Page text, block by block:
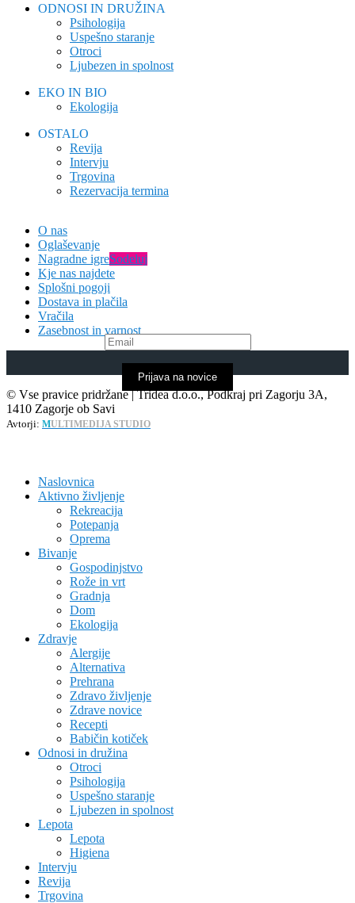
ODNOSI IN DRUŽINA
Psihologija
Uspešno staranje
Otroci
Ljubezen in spolnost
EKO IN BIO
Ekologija
OSTALO
Revija
Intervju
Trgovina
Rezervacija termina
O nas
Oglaševanje
Nagradne igreSodeluj
Kje nas najdete
Splošni pogoji
Dostava in plačila
Vračila
Zasebnost in varnost
Prijava na novice
© Vse pravice pridržane | Tridea d.o.o., Podkraj pri Zagorju 3A,
1410 Zagorje ob Savi
Avtorji: MULTIMEDIJA STUDIO
Naslovnica
Aktivno življenje
Rekreacija
Potepanja
Oprema
Bivanje
Gospodinjstvo
Rože in vrt
Gradnja
Dom
Ekologija
Zdravje
Alergije
Alternativa
Prehrana
Zdravo življenje
Zdrave novice
Recepti
Babičin kotiček
Odnosi in družina
Otroci
Psihologija
Uspešno staranje
Ljubezen in spolnost
Lepota
Lepota
Higiena
Intervju
Revija
Trgovina